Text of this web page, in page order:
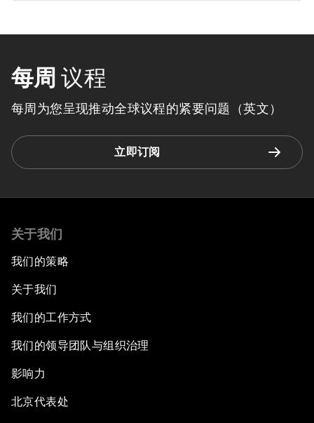
每周 议程
每周为您呈现推动全球议程的紧要问题（英文）
立即订阅
关于我们
我们的策略
关于我们
我们的工作方式
我们的领导团队与组织治理
影响力
北京代表处